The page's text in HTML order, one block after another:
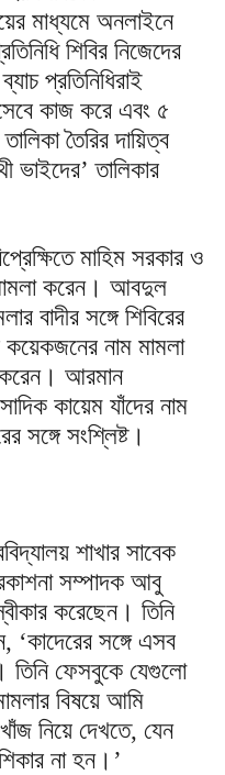
মাধ্যমে অনলাইনে
শিবির নিজেদের
প্রতিনিধিরাই
কাজ করে এবং ৫
তৈরির দায়িত্ব
ভাইদের’ তালিকার
মাহিম সরকার ও
করেন। আবদুল
বাদীর সঙ্গে শিবিরের
কয়েকজনের নাম মামলা
করেন। আরমান
কায়েম যাঁদের নাম
সঙ্গে সংশ্লিষ্ট।
শাখার সাবেক
সম্পাদক আবু
করেছেন। তিনি
‘কাদেরের সঙ্গে এসব
তিনি ফেসবুকে যেগুলো
বিষয়ে আমি
নিয়ে দেখতে, যেন
শিকার না হন।’